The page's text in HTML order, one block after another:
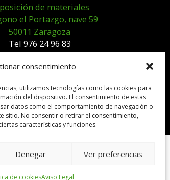
consentimiento
utilizamos tecnologías como las cookies para
del dispositivo. El consentimiento de estas
datos como el comportamiento de navegación o
sitio. No consentir o retirar el consentimiento,
características y funciones.
Denegar Ver preferencias
de cookiesAviso Legal
de materiales
el Portazgo, nave 59
50011 Zaragoza
Tel 976 24 96 83
Aviso Legal
Política de cookies